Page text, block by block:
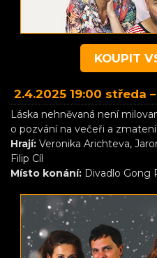
KOUPIT
2.4.2025 19:00 středa –
Láska nehněvaná není
o pozvání na večeři a
Hrají: Veronika Arichteva,
Filip Cíl
Místo konání: Divadlo Gong